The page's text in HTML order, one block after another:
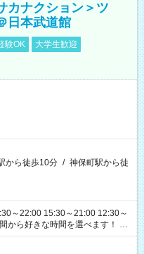
カナクション＞ツ
日本武道館
験OK
大学生歓迎
から徒歩10分 / 神保町駅から徒
～22:00 15:30～21:00 12:30～
ます